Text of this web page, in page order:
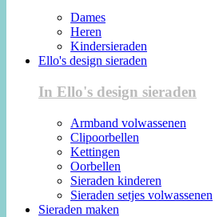
Dames
Heren
Kindersieraden
Ello's design sieraden
In Ello's design sieraden
Armband volwassenen
Clipoorbellen
Kettingen
Oorbellen
Sieraden kinderen
Sieraden setjes volwassenen
Sieraden maken